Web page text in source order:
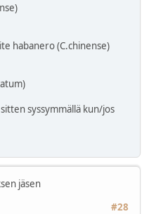
habanero (C.chinense)
syssymmällä kun/jos
jäsen
#28